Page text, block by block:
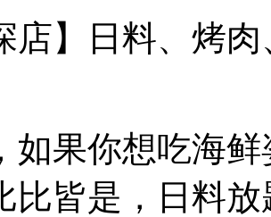
店】日料、烤
如果你想吃海
比皆是，日料